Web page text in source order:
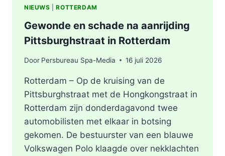
NIEUWS |ROTTERDAM
Gewonde en schade na aanrijding
Pittsburghstraat in Rotterdam
Door Persbureau Spa-Media 16 juli 2026
Rotterdam – Op de kruising van de
Pittsburghstraat met de Hongkongstraat in
Rotterdam zijn donderdagavond twee
automobilisten met elkaar in botsing
gekomen. De bestuurster van een blauwe
Volkswagen Polo klaagde over nekklachten